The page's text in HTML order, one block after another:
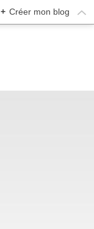
+ Créer mon blog